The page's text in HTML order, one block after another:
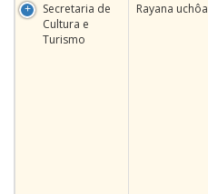
Secretaria de
Cultura e
Turismo
Rayana uchôa